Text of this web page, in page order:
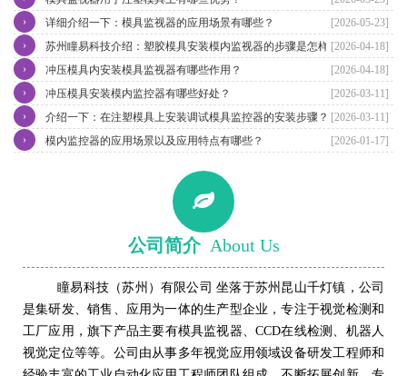
[2026-05-23]
详细介绍一下：模具监视器的应用场景有哪些？
›
[2026-04-18]
苏州瞳易科技介绍：塑胶模具安装模内监视器的步骤是怎样的？
›
[2026-04-18]
冲压模具内安装模具监视器有哪些作用？
›
[2026-03-11]
冲压模具安装模内监控器有哪些好处？
›
[2026-03-11]
介绍一下：在注塑模具上安装调试模具监控器的安装步骤？
›
[2026-01-17]
模内监控器的应用场景以及应用特点有哪些？
›
公司简介 About Us
瞳易科技（苏州）有限公司 坐落于苏州昆山千灯镇，公司
是集研发、销售、应用为一体的生产型企业，专注于视觉检测和
工厂应用，旗下产品主要有模具监视器、CCD在线检测、机器人
视觉定位等等。公司由从事多年视觉应用领域设备研发工程师和